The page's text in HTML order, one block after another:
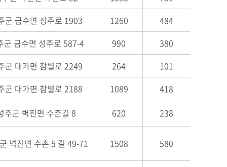
군 금수면 성주로 1903
1260
484
군 금수면 성주로 587-4
990
380
군 대가면 참별로 2249
264
101
군 대가면 참별로 2188
1089
418
주군 벽진면 수촌길 8
620 238
벽진면 수촌 5 길 49-71 1508 580